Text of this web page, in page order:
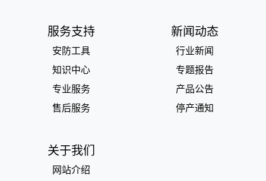
服务支持
安防工具
知识中心
专业服务
售后服务
新闻动态
行业新闻
专题报告
产品公告
停产通知
关于我们
网站介绍